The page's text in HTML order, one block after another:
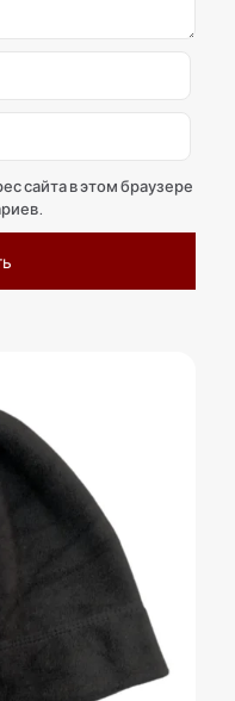
сайта в этом браузере